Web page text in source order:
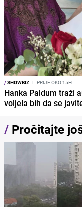
/SHOWBIZ I PRIJE OKO 15H
Hanka Paldum traži
voljela bih da se
/ Pročitajte